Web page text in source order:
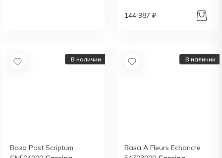
144 987 ₽
В наличии
Ваза Post Scriptum
В наличии
Ваза A Fleurs Echancre